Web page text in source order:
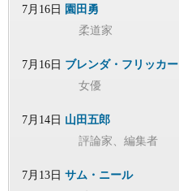
7月16日 園田勇
柔道家
7月16日 ブレンダ・フリッカー
女優
7月14日 山田五郎
評論家、編集者
7月13日 サム・ニール